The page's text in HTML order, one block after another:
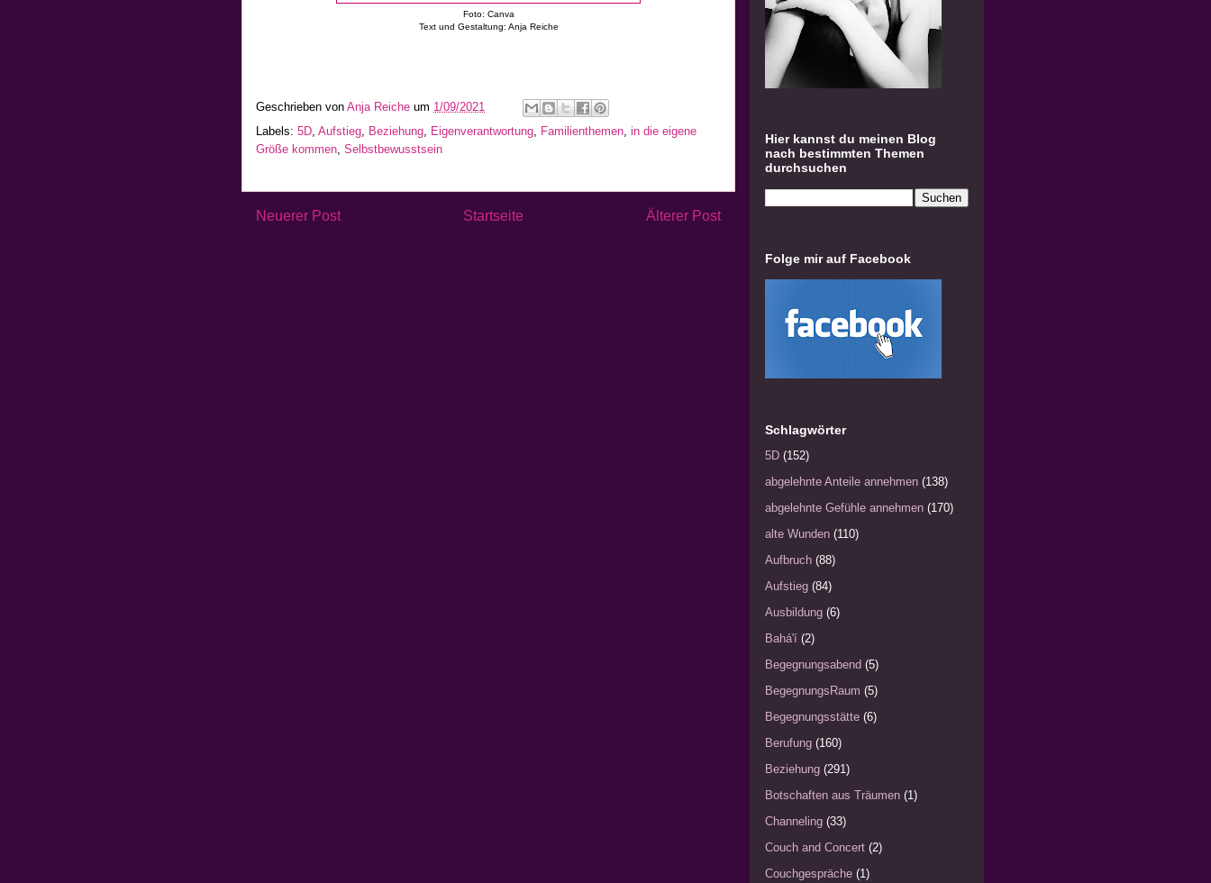
Foto: Canva
Text und Gestaltung: Anja Reiche
Geschrieben von Anja Reiche um 1/09/2021
Labels: 5D Aufstieg Beziehung Eigenverantwortung Familienthemen in die eigene
Größe kommen Selbstbewusstsein
Neuerer Post Älterer Post
Startseite
Hier kannst du meinen Blog
nach bestimmten Themen
durchsuchen
Folge mir auf Facebook
Schlagwörter
5D (152)
abgelehnte Anteile annehmen (138)
abgelehnte Gefühle annehmen (170)
alte Wunden (110)
Aufbruch (88)
Aufstieg (84)
Ausbildung (6)
Bahá'í (2)
Begegnungsabend (5)
BegegnungsRaum (5)
Begegnungsstätte (6)
Berufung (160)
Beziehung (291)
Botschaften aus Träumen (1)
Channeling (33)
Couch and Concert (2)
Couchgespräche (1)